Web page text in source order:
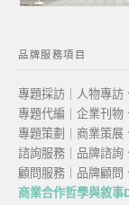
品牌服務項目
專題採訪｜人物專訪
專題代編｜企業刊物
專題策劃｜商業策展
諮詢服務｜品牌諮詢
顧問服務｜品牌顧問
商業合作哲學與敘事